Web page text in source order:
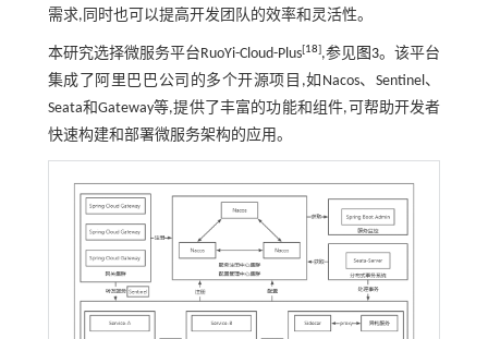
需求,同时也可以提高开发团队的效率和灵活性。
本研究选择微服务平台RuoYi-Cloud-Plus[18],参见图3。该平台
集成了阿里巴巴公司的多个开源项目,如Nacos、Sentinel、
Seata和Gateway等,提供了丰富的功能和组件,可帮助开发者
快速构建和部署微服务架构的应用。